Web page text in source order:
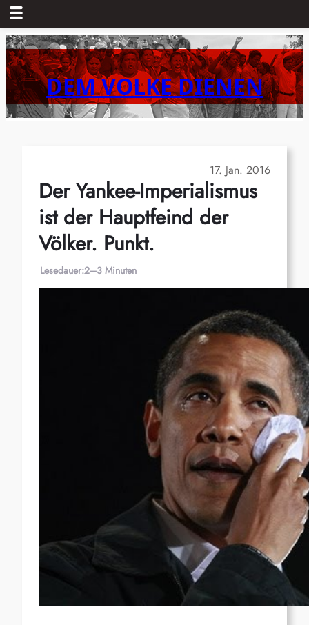
Zum
Inhalt
springenDEM VOLKE DIENEN
17. Jan. 2016
Der Yankee-Imperialismus
ist der Hauptfeind der
Völker. Punkt.
Lesedauer:2–3 Minuten